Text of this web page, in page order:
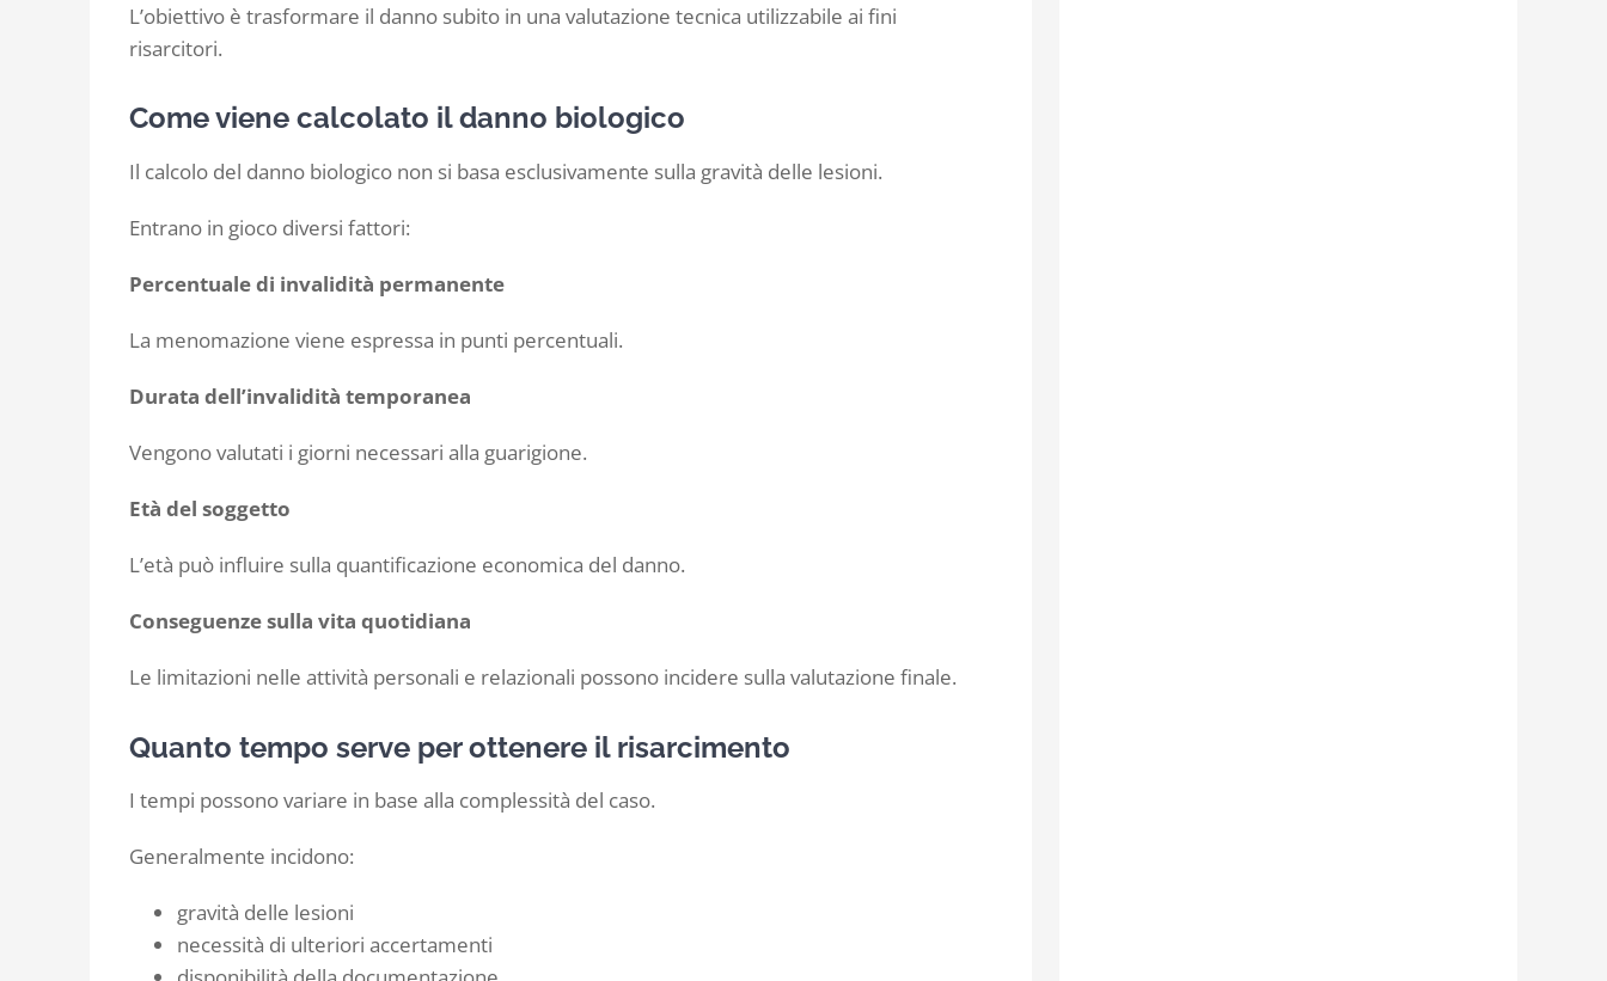
L’obiettivo è trasformare il danno subito in una valutazione tecnica utilizzabile ai fini
risarcitori.
Come viene calcolato il danno biologico
Il calcolo del danno biologico non si basa esclusivamente sulla gravità delle lesioni.
Entrano in gioco diversi fattori:
Percentuale di invalidità permanente
La menomazione viene espressa in punti percentuali.
Durata dell’invalidità temporanea
Vengono valutati i giorni necessari alla guarigione.
Età del soggetto
L’età può influire sulla quantificazione economica del danno.
Conseguenze sulla vita quotidiana
Le limitazioni nelle attività personali e relazionali possono incidere sulla valutazione finale.
Quanto tempo serve per ottenere il risarcimento
I tempi possono variare in base alla complessità del caso.
Generalmente incidono:
gravità delle lesioni
necessità di ulteriori accertamenti